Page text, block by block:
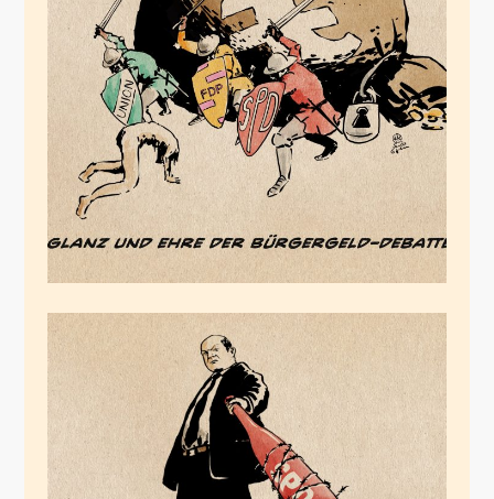
Die
Scheindebattenkrieger
August 1, 2024